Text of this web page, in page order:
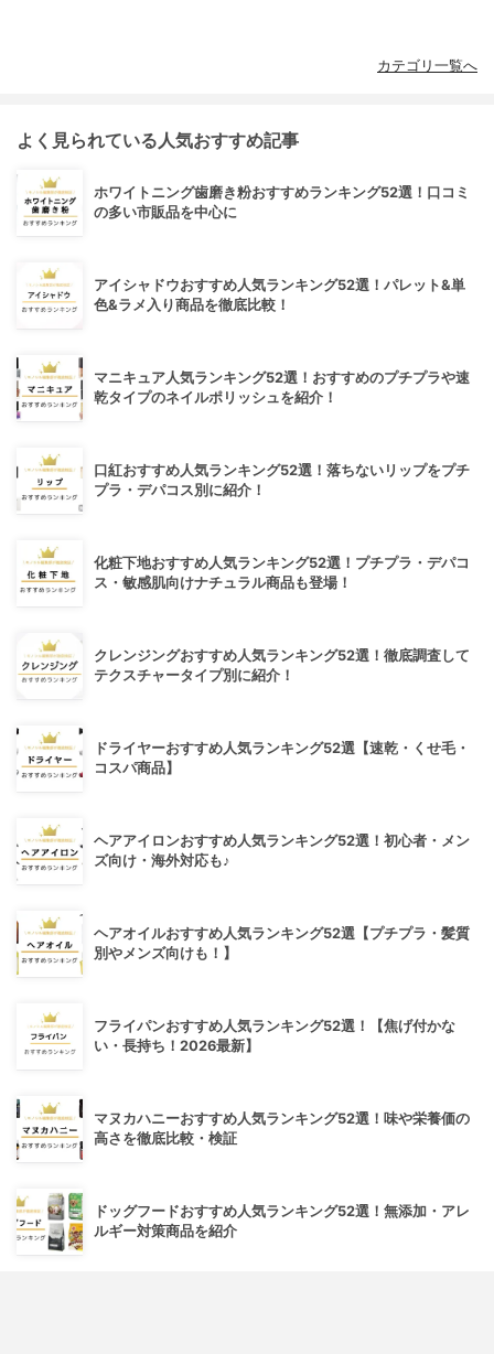
カテゴリ一覧へ
よく見られている人気おすすめ記事
ホワイトニング歯磨き粉おすすめランキング52選！口コミ
の多い市販品を中心に
アイシャドウおすすめ人気ランキング52選！パレット&単
色&ラメ入り商品を徹底比較！
マニキュア人気ランキング52選！おすすめのプチプラや速
乾タイプのネイルポリッシュを紹介！
口紅おすすめ人気ランキング52選！落ちないリップをプチ
プラ・デパコス別に紹介！
化粧下地おすすめ人気ランキング52選！プチプラ・デパコ
ス・敏感肌向けナチュラル商品も登場！
クレンジングおすすめ人気ランキング52選！徹底調査して
テクスチャータイプ別に紹介！
ドライヤーおすすめ人気ランキング52選【速乾・くせ毛・
コスパ商品】
ヘアアイロンおすすめ人気ランキング52選！初心者・メン
ズ向け・海外対応も♪
ヘアオイルおすすめ人気ランキング52選【プチプラ・髪質
別やメンズ向けも！】
フライパンおすすめ人気ランキング52選！【焦げ付かな
い・長持ち！2026最新】
マヌカハニーおすすめ人気ランキング52選！味や栄養価の
高さを徹底比較・検証
ドッグフードおすすめ人気ランキング52選！無添加・アレ
ルギー対策商品を紹介